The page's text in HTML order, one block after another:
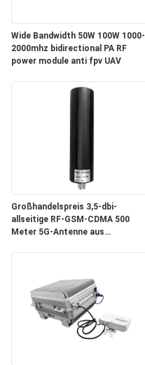
Wide Bandwidth 50W 100W 1000-
2000mhz bidirectional PA RF
power module anti fpv UAV
Großhandelspreis 3,5-dbi-
allseitige RF-GSM-CDMA 500
Meter 5G-Antenne aus